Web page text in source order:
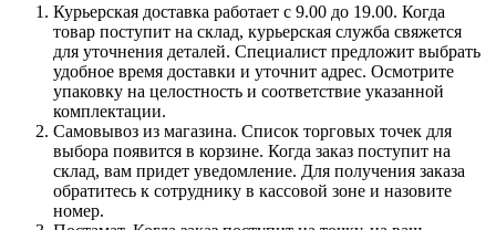
Курьерская доставка работает с 9.00 до 19.00. Когда
товар поступит на склад, курьерская служба свяжется
для уточнения деталей. Специалист предложит выбрать
удобное время доставки и уточнит адрес. Осмотрите
упаковку на целостность и соответствие указанной
комплектации.
Самовывоз из магазина. Список торговых точек для
выбора появится в корзине. Когда заказ поступит на
склад, вам придет уведомление. Для получения заказа
обратитесь к сотруднику в кассовой зоне и назовите
номер.